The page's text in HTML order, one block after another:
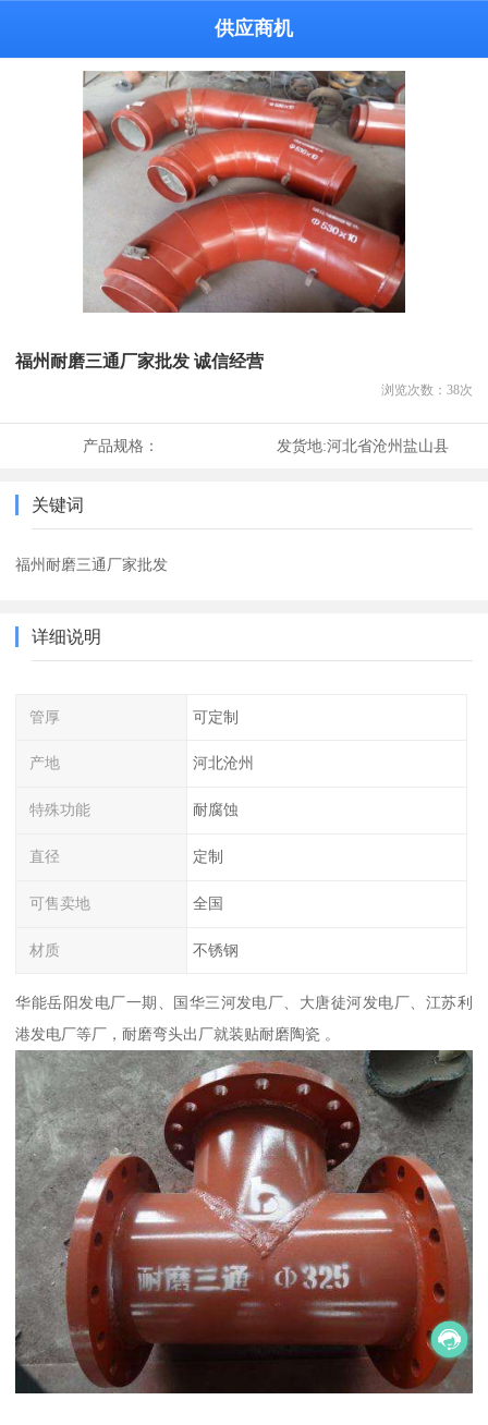
供应商机
福州耐磨三通厂家批发 诚信经营
浏览次数： 38次
产品规格： 发货地:河北省沧州盐山县
关键词
福州耐磨三通厂家批发
详细说明
管厚 可定制
产地 河北沧州
特殊功能 耐腐蚀
直径 定制
可售卖地 全国
材质 不锈钢
华能岳阳发电厂一期、国华三河发电厂、大唐徒河发电厂、江苏利
港发电厂等厂，耐磨弯头出厂就装贴耐磨陶瓷 。